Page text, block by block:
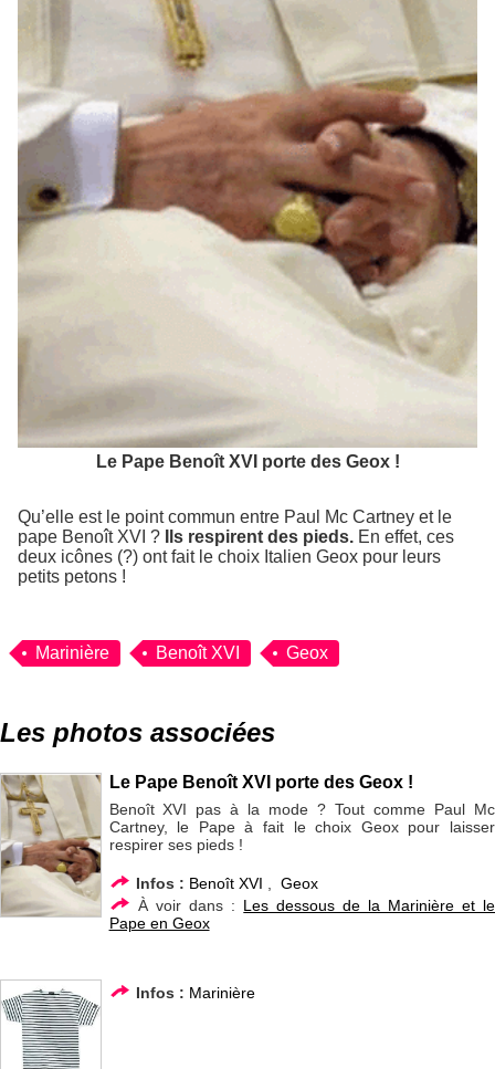
Le Pape Benoît XVI porte des Geox !
Qu’elle est le point commun entre Paul Mc Cartney et le
pape Benoît XVI ?
Ils respirent des pieds. En effet, ces
deux icônes (?) ont fait le choix Italien Geox pour leurs
petits petons !
Marinière Benoît XVI Geox
Les photos associées
Le Pape Benoît XVI porte des Geox !
Benoît XVI pas à la mode ? Tout comme Paul Mc
Cartney, le Pape à fait le choix Geox pour laisser
respirer ses pieds !
Infos : Benoît XVI
Geox
À voir dans : Les dessous de la Marinière et le
Pape en Geox
Infos : Marinière